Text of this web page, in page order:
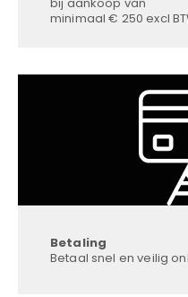
minimaal € 250 excl
Betaling
Betaal snel en veilig